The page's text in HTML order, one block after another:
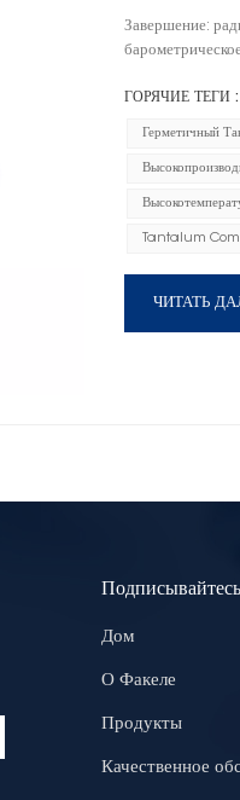
Завершение:
ГОРЯЧИЕ ТЕГИ :
Герметичный
Tantalum
ЧИТАТЬ
Дом
О Факеле
Продукты
Качественное